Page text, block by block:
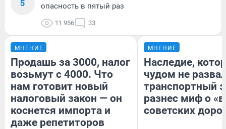
5
опасность в пятый раз
11 956 33
МНЕНИЕ
Продашь за 3000, налог
возьмут с 4000. Что
нам готовит новый
налоговый закон — он
коснется импорта и
даже репетиторов
МНЕНИЕ
Наследие,
чудом не
транспортный
разнес миф о
советских